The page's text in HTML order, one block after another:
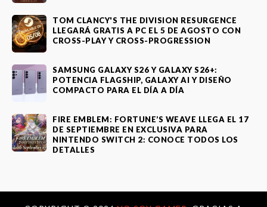
TOM CLANCY'S THE DIVISION RESURGENCE
LLEGARÁ GRATIS A PC EL 5 DE AGOSTO CON
CROSS-PLAY Y CROSS-PROGRESSION
SAMSUNG GALAXY S26 Y GALAXY S26+:
POTENCIA FLAGSHIP, GALAXY AI Y DISEÑO
COMPACTO PARA EL DÍA A DÍA
FIRE EMBLEM: FORTUNE’S WEAVE LLEGA EL 17
DE SEPTIEMBRE EN EXCLUSIVA PARA
NINTENDO SWITCH 2: CONOCE TODOS LOS
DETALLES